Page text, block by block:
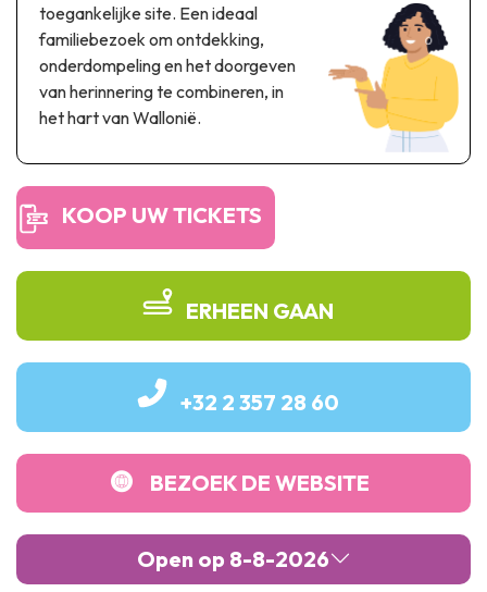
Industrieel erfgoed & architecturale kunstwerken
Streekproducten
Herinneringstoerisme
UNESCO
toegankelijke site. Een ideaal
familiebezoek om ontdekking,
onderdompeling en het doorgeven
van herinnering te combineren, in
het hart van Wallonië.
KOOP UW TICKETS
ERHEEN GAAN
+32 2 357 28 60
BEZOEK DE WEBSITE
Open op 8-8-2026